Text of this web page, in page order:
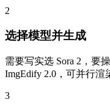
2
选择模型并生成
需要写实选 Sora 2，要
ImgEdify 2.0，可并行渲
3